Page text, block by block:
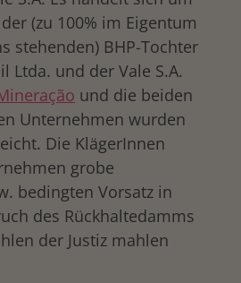
(zu 100% im Eigentum
stehenden) BHP-Tochter
Ltda. und der Vale S.A.
und die beiden
Unternehmen wurden
Die KlägerInnen
grobe
bedingten Vorsatz in
des Rückhaltedamms
der Justiz mahlen